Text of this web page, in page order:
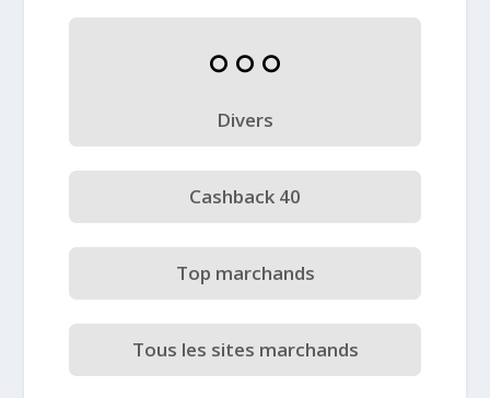
Divers
Cashback 40
Top marchands
Tous les sites marchands